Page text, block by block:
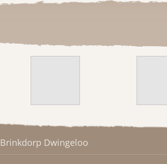
Brinkdorp Dwingeloo